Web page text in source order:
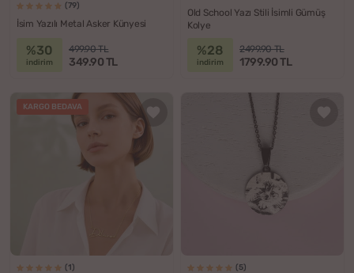
(79)
İsim Yazılı Metal Asker Künyesi
%30
indirim
499.90 TL
349.90 TL
Old School Yazı Stili İsimli Gümüş
Kolye
%28
indirim
2499.90 TL
1799.90 TL
KARGO BEDAVA
(1) (5)